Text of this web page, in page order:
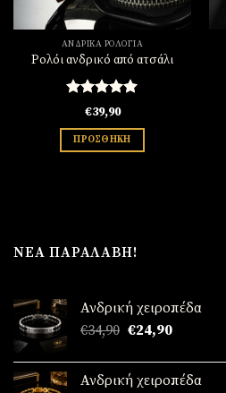
ΑΝΔΡΙΚΆ ΡΟΛΌΓΙΑ
Ρολόι ανδρικό από ατσάλι
Βαθμολογήθηκε
5.00
από 5
€39,90
ΠΡΟΣΘΉΚΗ
ΝΈΑ ΠΑΡΑΛΑΒΉ!
Ανδρική χειροπέδα
€34,90 Original
was:
€34,90.
€24,90Η
τιμή
είναι:
Ανδρική χειροπέδα